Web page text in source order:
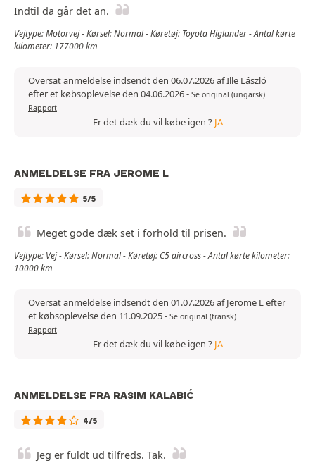
Indtil da går det an.
Vejtype: Motorvej - Kørsel: Normal - Køretøj: Toyota Higlander - Antal kørte
kilometer: 177000 km
Oversat anmeldelse indsendt den 06.07.2026 af Ille László
efter et købsoplevelse den 04.06.2026- Se original (ungarsk)
Rapport
Er det dæk du vil købe igen ? JA
ANMELDELSE FRA JEROME L
5/5
Meget gode dæk set i forhold til prisen.
Vejtype: Vej - Kørsel: Normal - Køretøj: C5 aircross - Antal kørte kilometer:
10000 km
Oversat anmeldelse indsendt den 01.07.2026 af Jerome L efter
et købsoplevelse den 11.09.2025- Se original (fransk)
Rapport
Er det dæk du vil købe igen ? JA
ANMELDELSE FRA RASIM KALABIĆ
4/5
Jeg er fuldt ud tilfreds. Tak.